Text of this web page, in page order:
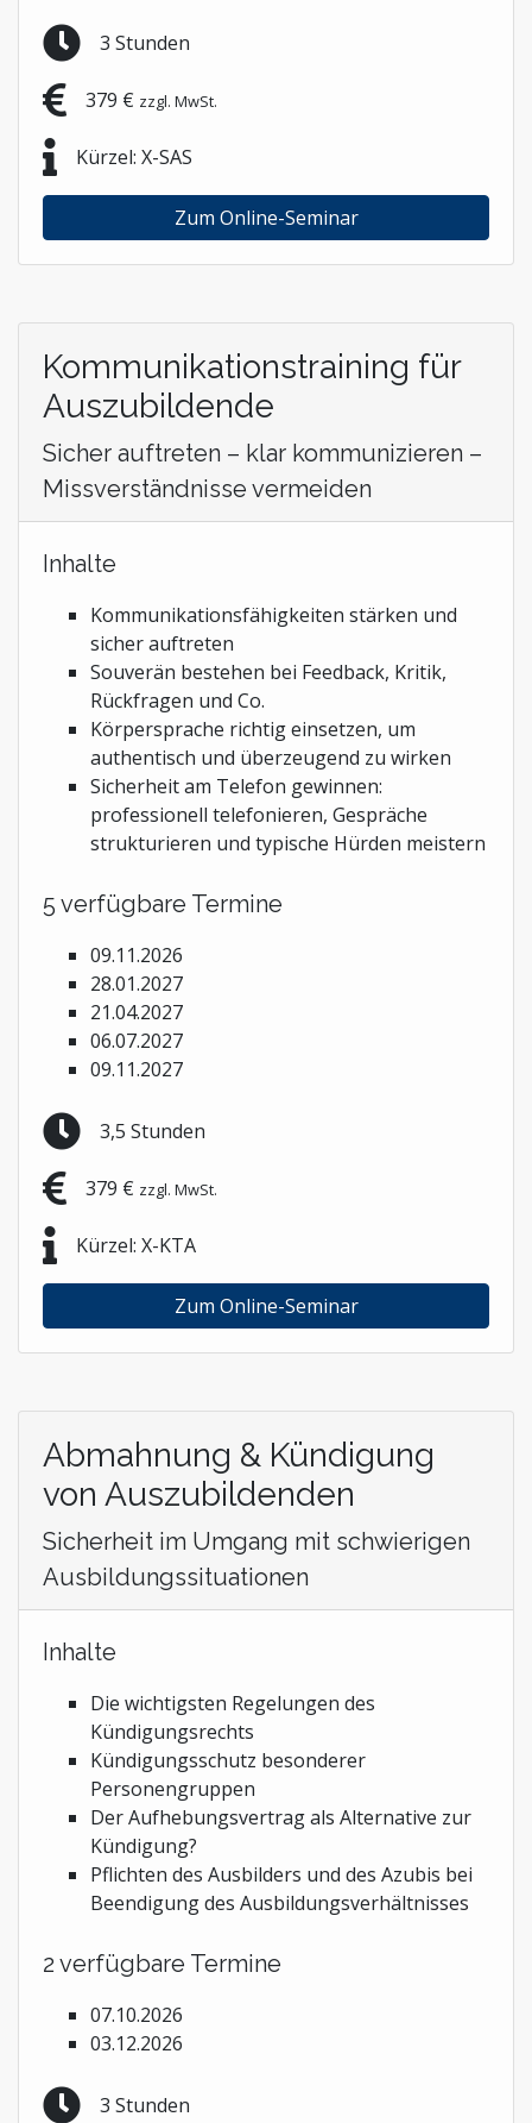
3 Stunden
379 € zzgl. MwSt.
Kürzel: X-SAS
Zum Online-Seminar
Kommunikationstraining für
Auszubildende
Sicher auftreten – klar kommunizieren –
Missverständnisse vermeiden
Inhalte
Kommunikationsfähigkeiten stärken und
sicher auftreten
Souverän bestehen bei Feedback, Kritik,
Rückfragen und Co.
Körpersprache richtig einsetzen, um
authentisch und überzeugend zu wirken
Sicherheit am Telefon gewinnen:
professionell telefonieren, Gespräche
strukturieren und typische Hürden meistern
5 verfügbare Termine
09.11.2026
28.01.2027
21.04.2027
06.07.2027
09.11.2027
3,5 Stunden
379 € zzgl. MwSt.
Kürzel: X-KTA
Zum Online-Seminar
Abmahnung & Kündigung
von Auszubildenden
Sicherheit im Umgang mit schwierigen
Ausbildungssituationen
Inhalte
Die wichtigsten Regelungen des
Kündigungsrechts
Kündigungsschutz besonderer
Personengruppen
Der Aufhebungsvertrag als Alternative zur
Kündigung?
Pflichten des Ausbilders und des Azubis bei
Beendigung des Ausbildungsverhältnisses
2 verfügbare Termine
07.10.2026
03.12.2026
3 Stunden